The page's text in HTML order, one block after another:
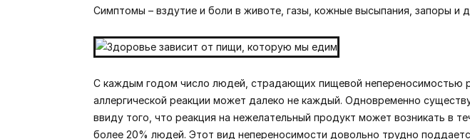
Симптомы – вздутие и боли в животе, газы, кожные высыпания, запоры и
С каждым годом число людей, страдающих пищевой непереносимостью
аллергической реакции может далеко не каждый. Одновременно
ввиду того, что реакция на нежелательный продукт может возникать в
более 20% людей. Этот вид непереносимости довольно трудно